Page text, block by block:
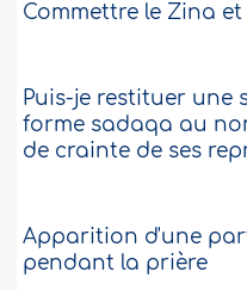
Commettre le Zina et
Puis-je restituer une
forme sadaqa au
de crainte de ses
Apparition d'une
pendant la prière